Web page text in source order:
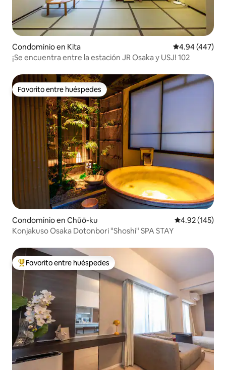
Condominio en Kita Calificación
4.94 (447)
¡Se encuentra entre la estación JR Osaka y USJ! 102
Favorito entre huéspedes
Favorito entre huéspedes
Condominio en Chūō-ku Calificación
4.92 (145)
Konjakuso Osaka Dotonbori "Shoshi" SPA STAY
De los mejores en Favorito entre huéspedes
Favorito entre huéspedes